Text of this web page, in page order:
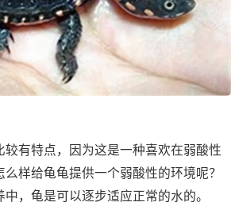
较有特点，因为这是一种喜欢在弱酸性
样给龟龟提供一个弱酸性的环境呢？
，龟是可以逐步适应正常的水的。